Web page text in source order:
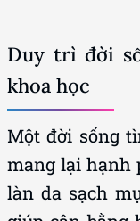
Duy trì đời
khoa học
Một đời sống
mang lại hạnh
làn da sạch